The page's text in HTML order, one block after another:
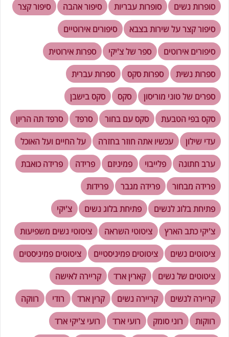
סופרות נשים
סופרות עבריות סיפור אהבה
סיפור קצר
סיפור קצר על שירות בצבא
סיפורים אירוטיים
סיפורים אירוטים
ספר של צ'יקי
ספרות אירוטית
ספרות נשית
ספרות סקס
ספרות עברית
ספרים של טוני מוריסון
סקס
סקס בישבן
סקס בפי הטבעת
סקס עם בחור סרפד
סרפד תה הריון
עדי שילון
עכשיו אתה חוזר בחזרה
על החיים ועל האוכל
ערב חתונה
פלייבוי פמיניזם פרידה
פרידה כואבת
פרידה מבחור
פרידה מגבר
פרידות
פתיחת בלוג לנשים
פתיחת בלוג נשים
צ'יקי
צ'יקי כתב הארץ
ציטוטי השראה
ציטוטי נשים משפיעות
ציטוטים נשים
ציטוטים פמיניסטיים
ציטוטים פמיניסטים
ציטוטים של נשים
קארין ארד
קריירה לאישה
קריירה לנשים
קריירה נשים קרין ארד רודי
רווקה
רווקות
רוני סומק רועי ארד
רועי צ'יקי ארד